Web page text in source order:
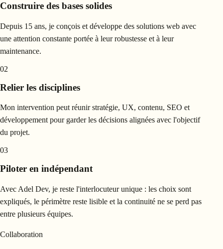
Construire des bases solides
Depuis 15 ans, je conçois et développe des solutions web avec
une attention constante portée à leur robustesse et à leur
maintenance.
02
Relier les disciplines
Mon intervention peut réunir stratégie, UX, contenu, SEO et
développement pour garder les décisions alignées avec l'objectif
du projet.
03
Piloter en indépendant
Avec Adel Dev, je reste l'interlocuteur unique : les choix sont
expliqués, le périmètre reste lisible et la continuité ne se perd pas
entre plusieurs équipes.
Collaboration